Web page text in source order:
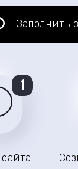
Заполнить
1